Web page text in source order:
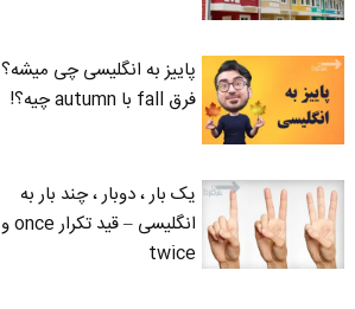
پاییز به انگلیسی چی میشه؟
فرق fall با autumn چیه؟!
یک بار ، دوبار ، چند بار به
انگلیسی – قید تکرار once و
twice